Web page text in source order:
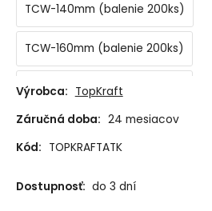
TCW-140mm (balenie 200ks)
TCW-160mm (balenie 200ks)
TCW-180mm (balenie 200ks)
TCW-200mm (balenie 200ks)
Výrobca: TopKraft
Záručná doba: 24 mesiacov
Kód: TOPKRAFTATK
Dostupnosť: do 3 dní